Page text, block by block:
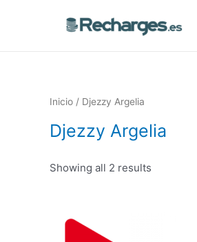
Inicio / Djezzy Argelia
Djezzy Argelia
Showing all 2 results